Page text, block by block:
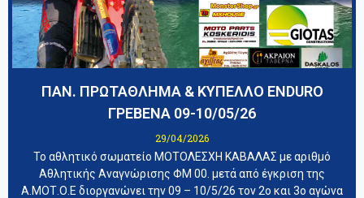
ΠΑΝ. ΠΡΩΤΑΘΛΗΜΑ & ΚΥΠΕΛΛΟ ENDURO
ΓΡΕΒΕΝΑ 09-10/05/26
29/04/2026
Το αθλητικό σωματείο ΜΟΤΟΛΕΣΧΗ ΚΑΒΑΛΑΣ με αριθμό
Αθλητικής Αναγνώρισης ΦΜ 00. μετά από έγκριση της
Α.ΜΟΤ.Ο.Ε διοργανώνει την 09 – 10/5/26 τον 2ο και 3ο αγώνα